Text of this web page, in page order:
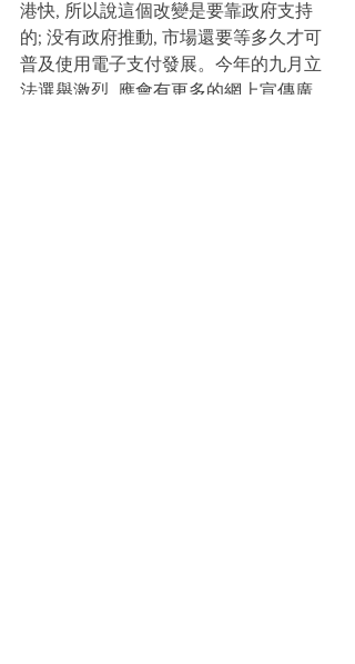
港快, 所以說這個改變是要靠政府支持
的; 没有政府推動, 市場還要等多久才可
普及使用電子支付發展。今年的九月立
法選舉激烈, 應會有更多的網上宣傳廣